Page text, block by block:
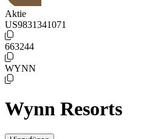
Aktie
US9831341071
663244
WYNN
Wynn Resorts